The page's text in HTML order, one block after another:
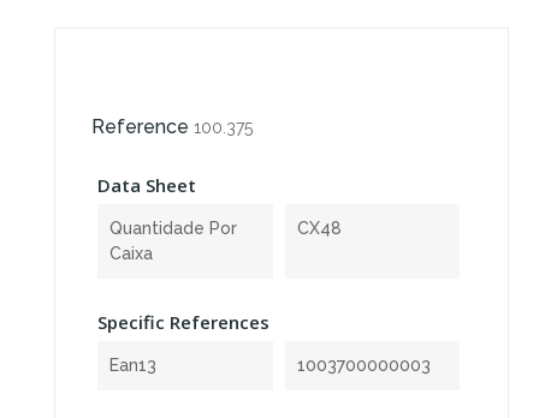
Reference 100.375
Data Sheet
Quantidade Por
Caixa
CX48
Specific References
Ean13 1003700000003